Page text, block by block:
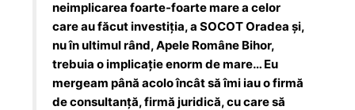
neimplicarea foarte-foarte mare a celor
care au făcut investiția, a SOCOT Oradea și,
nu în ultimul rând, Apele Române Bihor,
trebuia o implicație enorm de mare… Eu
mergeam până acolo încât să îmi iau o firmă
de consultanță, firmă juridică, cu care să